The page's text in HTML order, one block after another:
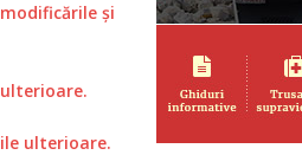
și
ulterioare.